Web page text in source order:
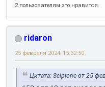
2 пользователям это нравится.
ridaron
25 февраля 2024, 15:32:50
Цитата: Scipione от 25